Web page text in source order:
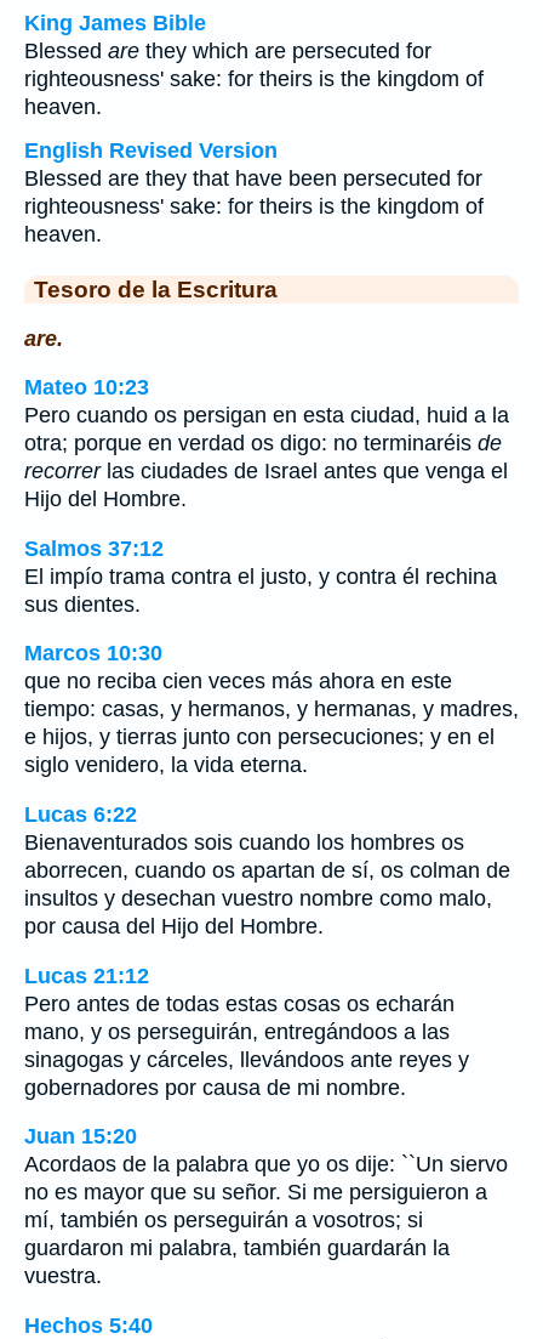
King James Bible
Blessed are they which are persecuted for
righteousness' sake: for theirs is the kingdom of
heaven.
English Revised Version
Blessed are they that have been persecuted for
righteousness' sake: for theirs is the kingdom of
heaven.
Tesoro de la Escritura
are.
Mateo 10:23
Pero cuando os persigan en esta ciudad, huid a la
otra; porque en verdad os digo: no terminaréis de
recorrerlas ciudades de Israel antes que venga el
Hijo del Hombre.
Salmos 37:12
El impío trama contra el justo, y contra él rechina
sus dientes.
Marcos 10:30
que no reciba cien veces más ahora en este
tiempo: casas, y hermanos, y hermanas, y madres,
e hijos, y tierras junto con persecuciones; y en el
siglo venidero, la vida eterna.
Lucas 6:22
Bienaventurados sois cuando los hombres os
aborrecen, cuando os apartan de sí, os colman de
insultos y desechan vuestro nombre como malo,
por causa del Hijo del Hombre.
Lucas 21:12
Pero antes de todas estas cosas os echarán
mano, y os perseguirán, entregándoos a las
sinagogas y cárceles, llevándoos ante reyes y
gobernadores por causa de mi nombre.
Juan 15:20
Acordaos de la palabra que yo os dije: ``Un siervo
no es mayor que su señor. Si me persiguieron a
mí, también os perseguirán a vosotros; si
guardaron mi palabra, también guardarán la
vuestra.
Hechos 5:40